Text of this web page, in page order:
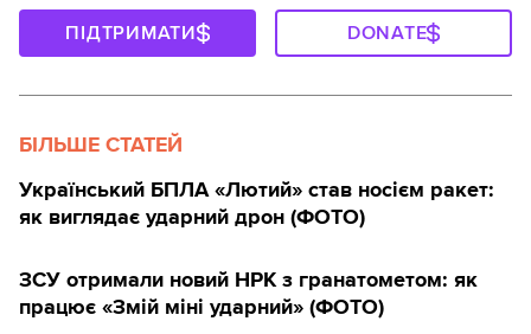
ПІДТРИМАТИ DONATE
БІЛЬШЕ СТАТЕЙ
Український БПЛА «Лютий» став носієм ракет:
як виглядає ударний дрон (ФОТО)
ЗСУ отримали новий НРК з гранатометом: як
працює «Змій міні ударний» (ФОТО)